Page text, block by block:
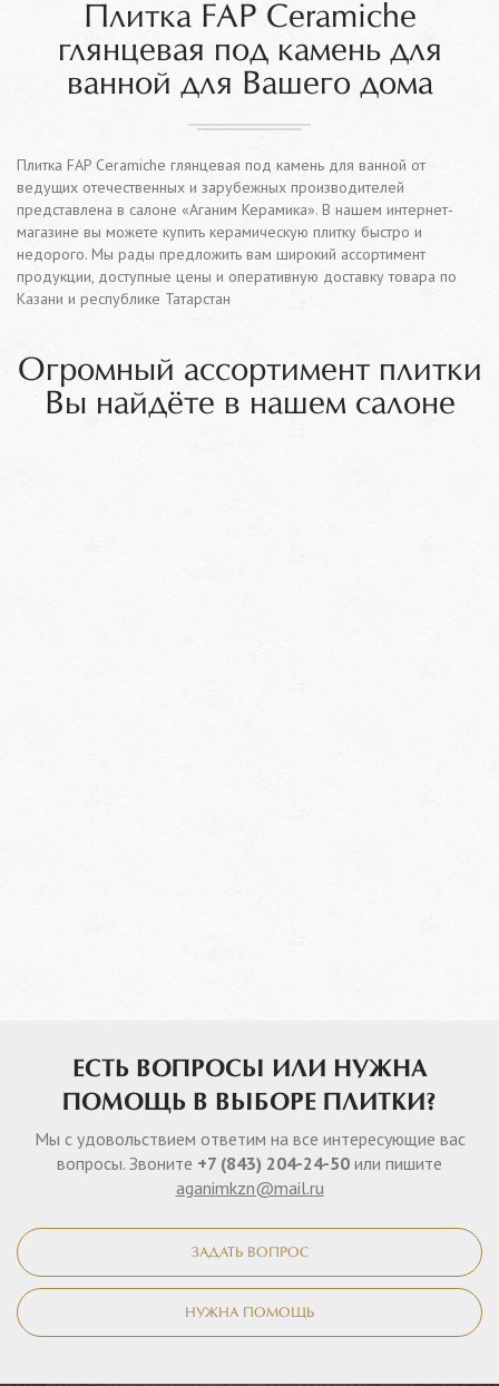
Плитка FAP Ceramiche
глянцевая под камень для
ванной для Вашего дома
Плитка FAP Ceramiche глянцевая под камень для ванной от
ведущих отечественных и зарубежных производителей
представлена в салоне «Аганим Керамика». В нашем интернет-
магазине вы можете купить керамическую плитку быстро и
недорого. Мы рады предложить вам широкий ассортимент
продукции, доступные цены и оперативную доставку товара по
Казани и республике Татарстан
Огромный ассортимент плитки
Вы найдёте в нашем салоне
ЕСТЬ ВОПРОСЫ ИЛИ НУЖНА
ПОМОЩЬ В ВЫБОРЕ ПЛИТКИ?
Мы с удовольствием ответим на все интересующие вас
вопросы. Звоните +7 (843) 204-24-50 или пишите
aganimkzn@mail.ru
ЗАДАТЬ ВОПРОС
НУЖНА ПОМОЩЬ